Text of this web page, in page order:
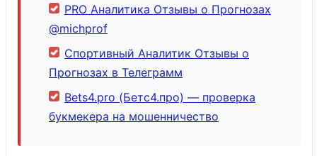
PRO Аналитика Отзывы о Прогнозах
@michprof
Спортивный Аналитик Отзывы о
Прогнозах в Телеграмм
Bets4.pro (Бетс4.про) — проверка
букмекера на мошенничество